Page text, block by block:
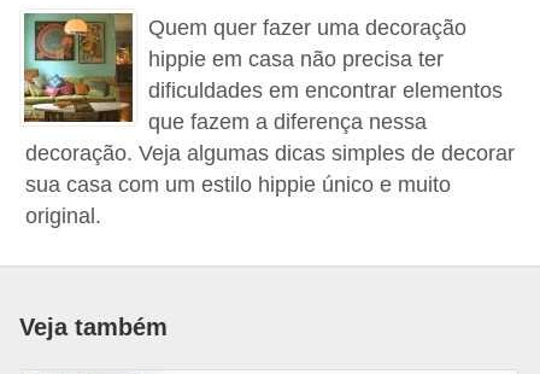
Quem quer fazer uma decoração
hippie em casa não precisa ter
dificuldades em encontrar elementos
que fazem a diferença nessa
decoração. Veja algumas dicas simples de decorar
sua casa com um estilo hippie único e muito
original.
Veja também
r
a
C
p
r